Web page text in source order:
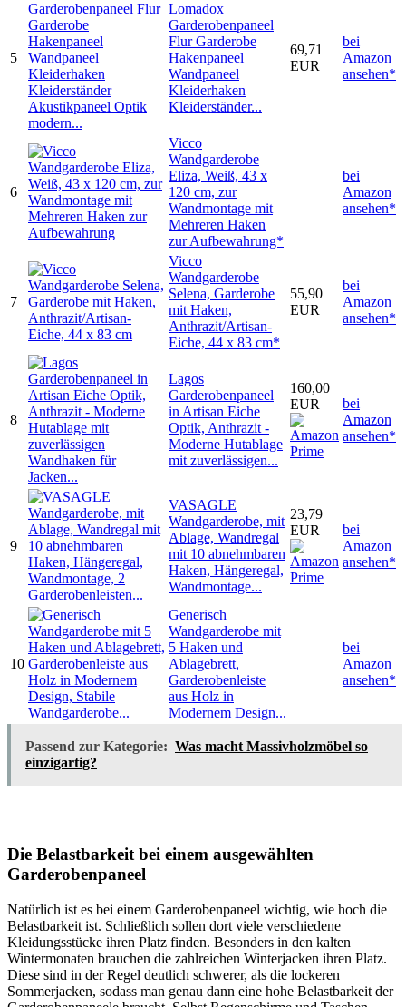
5
Lomadox
Garderobenpaneel
Flur Garderobe
Hakenpaneel
Wandpaneel
Kleiderhaken
Kleiderständer...
69,71
EUR
bei
Amazon
ansehen*
6
Vicco
Wandgarderobe
Eliza, Weiß, 43 x
120 cm, zur
Wandmontage mit
Mehreren Haken
zur Aufbewahrung*
bei
Amazon
ansehen*
7
Vicco
Wandgarderobe
Selena, Garderobe
mit Haken,
Anthrazit/Artisan-
Eiche, 44 x 83 cm*
55,90
EUR
bei
Amazon
ansehen*
8
Lagos
Garderobenpaneel
in Artisan Eiche
Optik, Anthrazit -
Moderne Hutablage
mit zuverlässigen...
160,00
EUR
bei
Amazon
ansehen*
9
VASAGLE
Wandgarderobe, mit
Ablage, Wandregal
mit 10 abnehmbaren
Haken, Hängeregal,
Wandmontage...
23,79
EUR
bei
Amazon
ansehen*
10
Generisch
Wandgarderobe mit
5 Haken und
Ablagebrett,
Garderobenleiste
aus Holz in
Modernem Design...
bei
Amazon
ansehen*
Passend zur Kategorie: Was macht Massivholzmöbel so
einzigartig?
Die Belastbarkeit bei einem ausgewählten
Garderobenpaneel
Natürlich ist es bei einem Garderobenpaneel wichtig, wie hoch die
Belastbarkeit ist. Schließlich sollen dort viele verschiedene
Kleidungsstücke ihren Platz finden. Besonders in den kalten
Wintermonaten brauchen die zahlreichen Winterjacken ihren Platz.
Diese sind in der Regel deutlich schwerer, als die lockeren
Sommerjacken, sodass man genau dann eine hohe Belastbarkeit der